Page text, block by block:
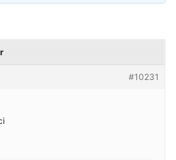
#10231